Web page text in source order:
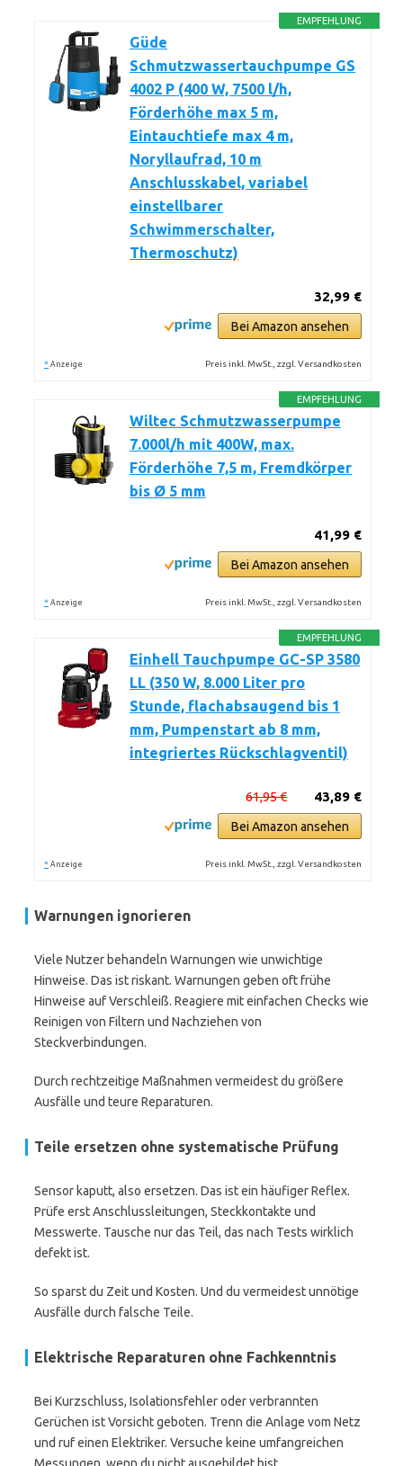
EMPFEHLUNG
Güde
Schmutzwassertauchpumpe GS
4002 P (400 W, 7500 l/h,
Förderhöhe max 5 m,
Eintauchtiefe max 4 m,
Noryllaufrad, 10 m
Anschlusskabel, variabel
einstellbarer
Schwimmerschalter,
Thermoschutz)
32,99 €
Bei Amazon ansehen
* Anzeige Preis inkl. MwSt., zzgl. Versandkosten
EMPFEHLUNG
Wiltec Schmutzwasserpumpe
7.000l/h mit 400W, max.
Förderhöhe 7,5 m, Fremdkörper
bis Ø 5 mm
41,99 €
Bei Amazon ansehen
* Anzeige Preis inkl. MwSt., zzgl. Versandkosten
EMPFEHLUNG
Einhell Tauchpumpe GC-SP 3580
LL (350 W, 8.000 Liter pro
Stunde, flachabsaugend bis 1
mm, Pumpenstart ab 8 mm,
integriertes Rückschlagventil)
43,89 €
61,95 €
Bei Amazon ansehen
* Anzeige Preis inkl. MwSt., zzgl. Versandkosten
Warnungen ignorieren
Viele Nutzer behandeln Warnungen wie unwichtige
Hinweise. Das ist riskant. Warnungen geben oft frühe
Hinweise auf Verschleiß. Reagiere mit einfachen Checks wie
Reinigen von Filtern und Nachziehen von
Steckverbindungen.
Durch rechtzeitige Maßnahmen vermeidest du größere
Ausfälle und teure Reparaturen.
Teile ersetzen ohne systematische Prüfung
Sensor kaputt, also ersetzen. Das ist ein häufiger Reflex.
Prüfe erst Anschlussleitungen, Steckkontakte und
Messwerte. Tausche nur das Teil, das nach Tests wirklich
defekt ist.
So sparst du Zeit und Kosten. Und du vermeidest unnötige
Ausfälle durch falsche Teile.
Elektrische Reparaturen ohne Fachkenntnis
Bei Kurzschluss, Isolationsfehler oder verbrannten
Gerüchen ist Vorsicht geboten. Trenn die Anlage vom Netz
und ruf einen Elektriker. Versuche keine umfangreichen